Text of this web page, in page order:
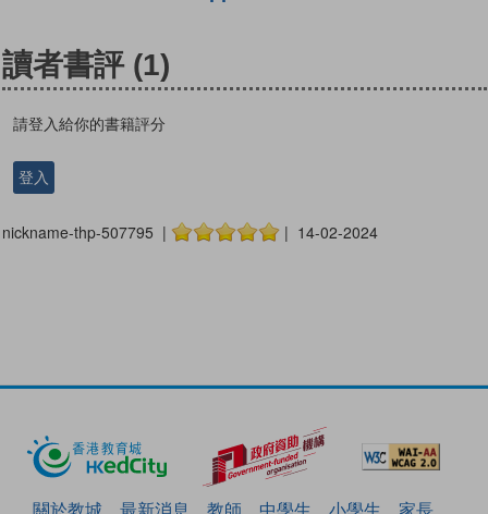
讀者書評 (1)
請登入給你的書籍評分
登入
nickname-thp-507795 | | 14-02-2024